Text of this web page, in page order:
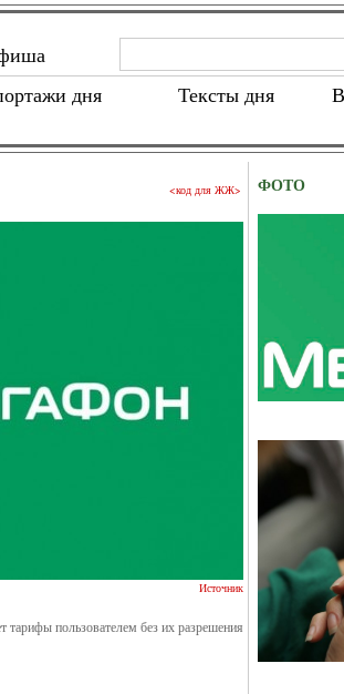
дня Тексты дня
<код для ЖЖ>
Источник
пользователем без их разрешения
ФОТО